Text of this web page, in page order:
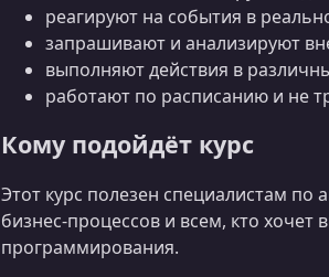
реагируют на события в
запрашивают и анализируют
выполняют действия в
работают по расписанию и не
Кому подойдёт курс
Этот курс полезен специалистам
бизнес‑процессов и всем, кто
программирования.